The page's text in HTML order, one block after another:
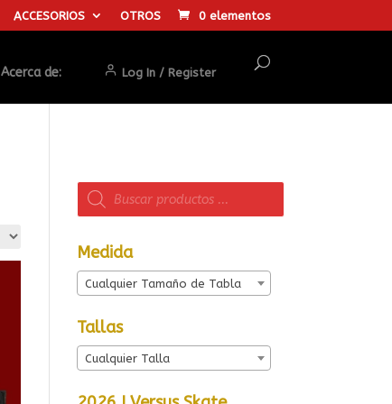
ACCESORIOS OTROS 0 elementos
Acerca de: Log In / Register
Búsqueda
de
productos
Medida
Cualquier Tamaño de Tabla
Tallas
Cualquier Talla